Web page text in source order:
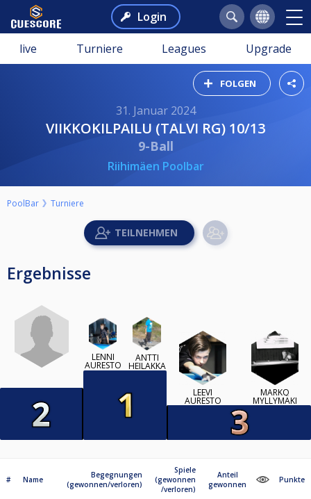
Login
live Turniere Leagues Upgrade
FOLGEN
31. Januar 2024
VIIKKOKILPAILU (TALVI RG) 10/13
9-Ball
Riihimäen Poolbar
PoolBar Turniere
Ergebnisse
LENNI
AURESTO
ANTTI
HEILAKKA
LEEVI
AURESTO
MARKO
MYLLYMÄKI
# Name
Begegnungen
(gewonnen/verloren)
Spiele
(gewonnen
/verloren)
Anteil
gewonnen
Punkte